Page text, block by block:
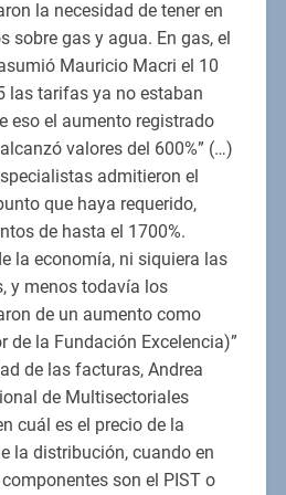
la necesidad de tener en
sobre gas y agua. En gas, el
Mauricio Macri el 10
las tarifas ya no estaban
eso el aumento registrado
valores del 600%” (…)
admitieron el
que haya requerido,
de hasta el 1700%.
la economía, ni siquiera las
y menos todavía los
de un aumento como
de la Fundación Excelencia)”
de las facturas, Andrea
de Multisectoriales
cuál es el precio de la
la distribución, cuando en
son el PIST o